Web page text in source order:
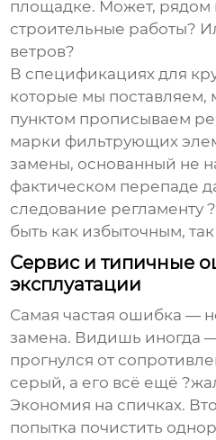
площадке. Может, рядом
строительные работы?
ветров?
В спецификациях для
которые мы поставляем,
пунктом прописываем
марки фильтрующих
замены, основанный не
фактическом перепаде
следование регламенту
быть как избыточным,
Сервис и типичные
эксплуатации
Самая частая ошибка —
замена. Видишь иногда
прогнулся от
серый, а его всё ещё
Экономия на спичках.
попытка почистить